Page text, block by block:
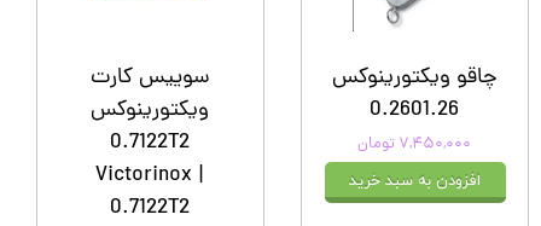
چاقو ویکتورینوکس
0.2601.26
۷,۴۵۰,۰۰۰ تومان
افزودن به سبد خرید
سوییس کارت
ویکتورینوکس
0.7122T2
Victorinox |
0.7122T2